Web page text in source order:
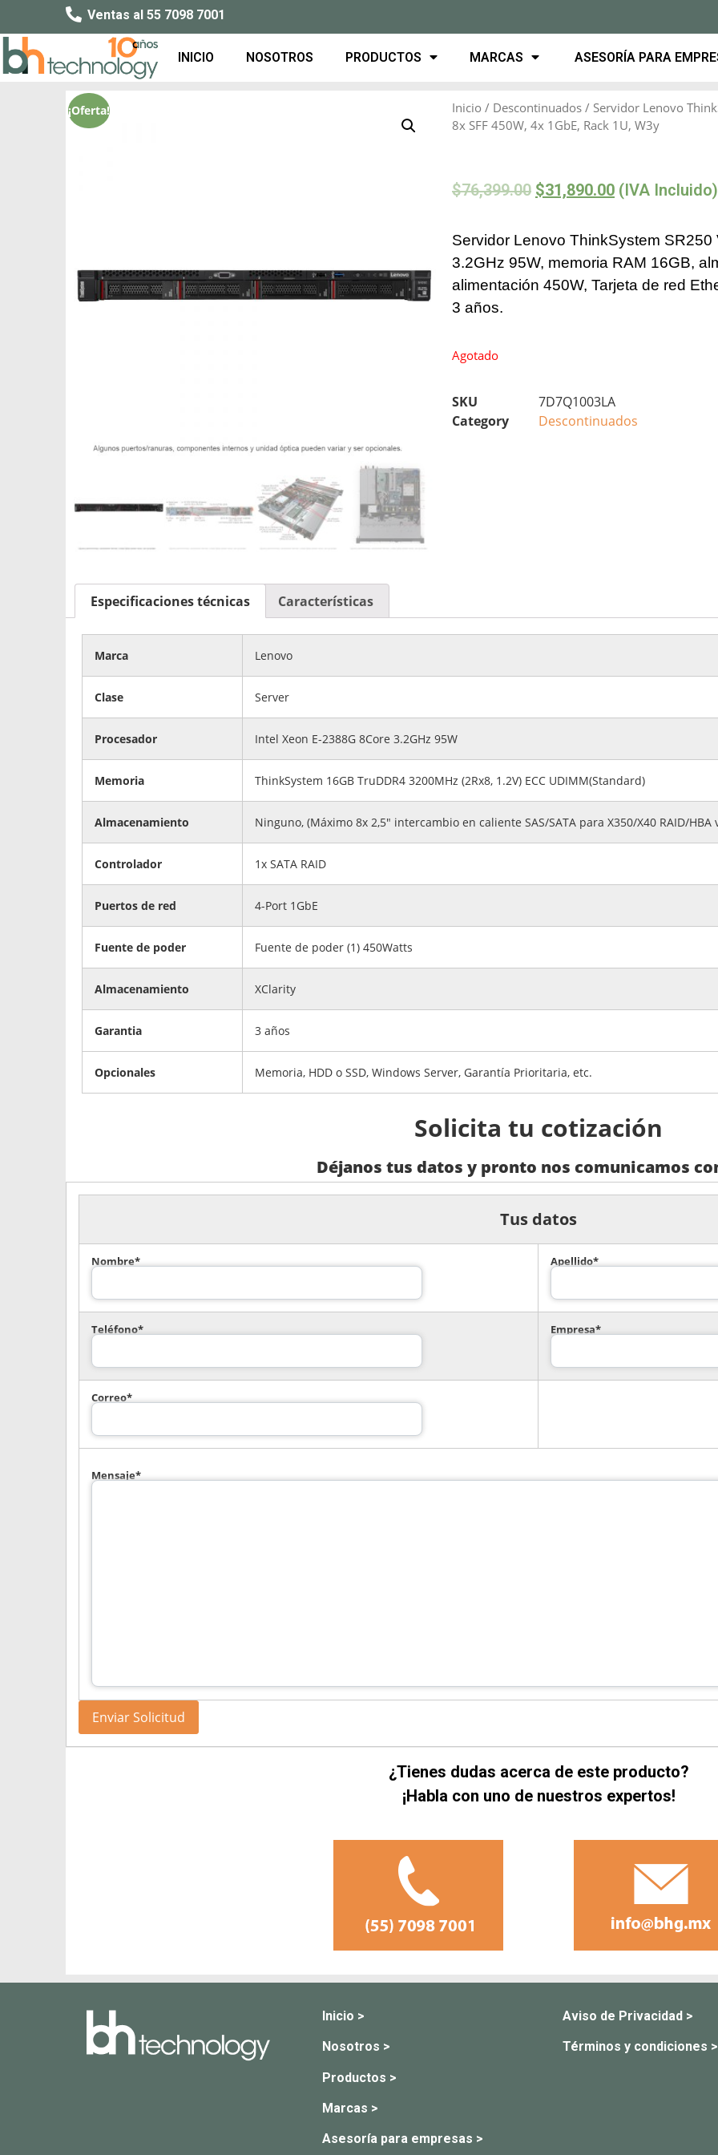
Ventas al 55 7098 7001
INICIO NOSOTROS PRODUCTOS MARCAS ASESORÍA PARA
¡Oferta! Inicio / Descontinuados / Servidor Lenovo
8x SFF 450W, 4x 1GbE, Rack 1U, W3y
$76,399.00 $31,890.00 (IVA Incluido)
Servidor Lenovo ThinkSystem
3.2GHz 95W, memoria RAM 16GB,
alimentación 450W, Tarjeta de red
3 años.
Agotado
SKU
7D7Q1003LA
Category
Descontinuados
Especificaciones técnicas Características
Marca Lenovo
Clase Server
Procesador Intel Xeon E-2388G 8Core 3.2GHz 95W
Memoria ThinkSystem 16GB TruDDR4 3200MHz (2Rx8, 1.2V) ECC UDIMM(Standard)
Almacenamiento Ninguno, (Máximo 8x 2,5" intercambio en caliente SAS/SATA para X350/X40 RAID/HBA
Controlador 1x SATA RAID
Puertos de red 4-Port 1GbE
Fuente de poder Fuente de poder (1) 450Watts
Almacenamiento XClarity
Garantia 3 años
Opcionales Memoria, HDD o SSD, Windows Server, Garantía Prioritaria, etc.
Solicita tu cotización
Déjanos tus datos y pronto nos comunicamos
Tus datos
Nombre* Apellido*
Teléfono* Empresa*
Correo*
Mensaje*
¿Tienes dudas acerca de este producto?
¡Habla con uno de nuestros expertos!
Inicio >
Nosotros >
Productos >
Marcas >
Asesoría para empresas >
Aviso de Privacidad >
Términos y condiciones >